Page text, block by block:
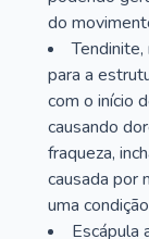
do
para a
com o início
causando
fraqueza,
causada por
uma
Escápula